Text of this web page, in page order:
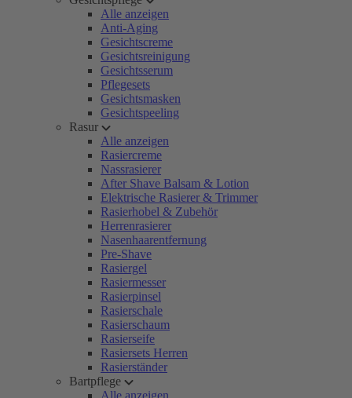
Alle anzeigen
Anti-Aging
Gesichtscreme
Gesichtsreinigung
Gesichtsserum
Pflegesets
Gesichtsmasken
Gesichtspeeling
Rasur
Alle anzeigen
Rasiercreme
Nassrasierer
After Shave Balsam & Lotion
Elektrische Rasierer & Trimmer
Rasierhobel & Zubehör
Herrenrasierer
Nasenhaarentfernung
Pre-Shave
Rasiergel
Rasiermesser
Rasierpinsel
Rasierschale
Rasierschaum
Rasierseife
Rasiersets Herren
Rasierständer
Bartpflege
Alle anzeigen